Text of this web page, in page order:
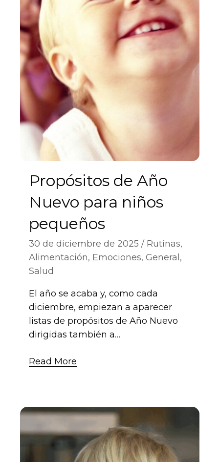
Propósitos de Año
Nuevo para niños
pequeños
30 de diciembre de 2025 Rutinas,
Alimentación, Emociones, General,
Salud
El año se acaba y, como cada
diciembre, empiezan a aparecer
listas de propósitos de Año Nuevo
dirigidas también a…
Read More